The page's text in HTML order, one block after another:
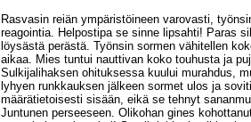
Rasvasin reiän ympäristöineen varovasti,
reagointia. Helpostipa se sinne lipsahti! Paras
löysästä perästä. Työnsin sormen vähitellen
aikaa. Mies tuntui nauttivan koko touhusta ja
Sulkijalihaksen ohituksessa kuului murahdus,
lyhyen runkkauksen jälkeen sormet ulos ja
määrätietoisesti sisään, eikä se tehnyt
Juntunen perseeseen. Olikohan gines